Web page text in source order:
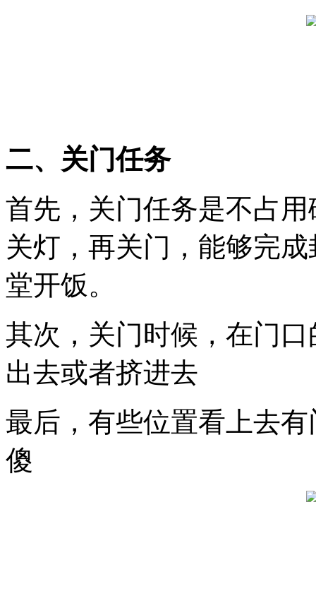
二、关门任务
首先，关门任务是不占
关灯，再关门，能够完
堂开饭。
其次，关门时候，在门
出去或者挤进去
最后，有些位置看上去
傻